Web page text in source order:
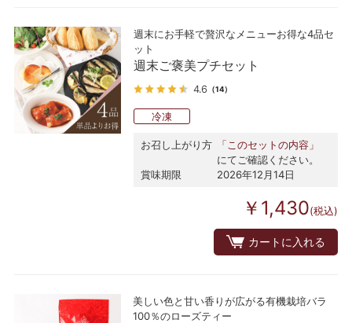
週末にお手軽で贅沢なメニューお得な4品セ
ット
週末ご褒美プチセット
4.6 （14）
冷凍
お召し上がり方
「このセットの内容」
にてご確認ください。
賞味期限
2026年12月14日
￥1,430(税込)
カートに入れる
美しい色と甘い香りが広がる有機栽培バラ
100％のローズティー